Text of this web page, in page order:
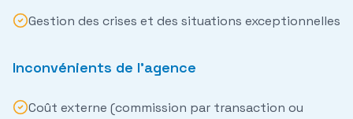
Gestion des crises et des situations exceptionnelles
Inconvénients de l'agence
Coût externe (commission par transaction ou